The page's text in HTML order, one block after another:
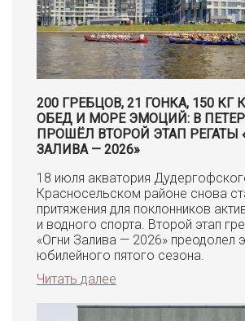
200 ГРЕБЦОВ, 21 ГОНКА, 150 КГ
ОБЕД И МОРЕ ЭМОЦИЙ: В
ПРОШЁЛ ВТОРОЙ ЭТАП РЕГАТЫ
ЗАЛИВА — 2026»
18 июля акватория
Красносельском районе снова
притяжения для поклонников
и водного спорта. Второй этап
«Огни Залива — 2026» преодолел
юбилейного пятого сезона.
Читать далее